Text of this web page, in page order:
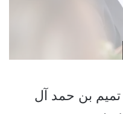
تميم بن حمد آل